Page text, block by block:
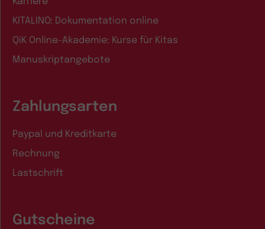
KITALINO: Dokumentation online
QiK Online-Akademie: Kurse für Kitas
Manuskriptangebote
Zahlungsarten
Paypal und Kreditkarte
Rechnung
Lastschrift
Gutscheine